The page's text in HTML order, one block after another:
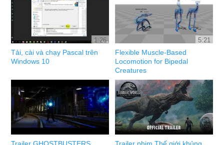
1:26
Tải, cài và chạy Pascal trên
Windows 10
5:21
Flexible Muscle-Based
Locomotion for Bipedal
Creatures